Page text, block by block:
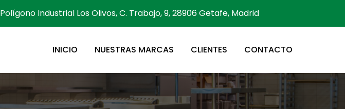
Polígono Industrial Los Olivos, C. Trabajo, 9, 28906 Getafe, Madrid
INICIO NUESTRAS MARCAS CLIENTES CONTACTO